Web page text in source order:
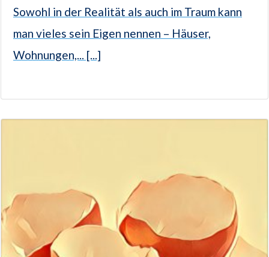
Sowohl in der Realität als auch im Traum kann
man vieles sein Eigen nennen – Häuser,
Wohnungen,... [...]